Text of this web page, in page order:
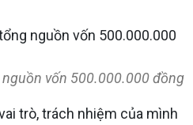
vốn 500.000.000 đồng
trò, trách nhiệm của mình